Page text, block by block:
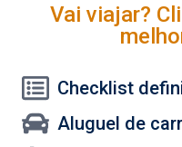
Vai viajar?
Checklist
Aluguel de